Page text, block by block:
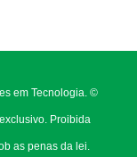
em Tecnologia. ©
Proibida
as penas da lei.